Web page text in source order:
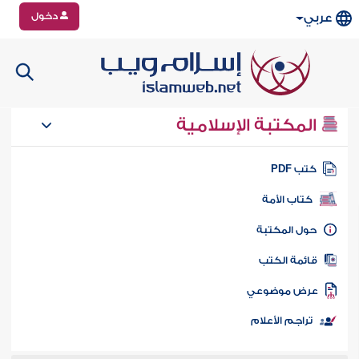
عربي دخول
المكتبة الإسلامية
كتب PDF
كتاب الأمة
المكتبة
الكتب
موضوعي